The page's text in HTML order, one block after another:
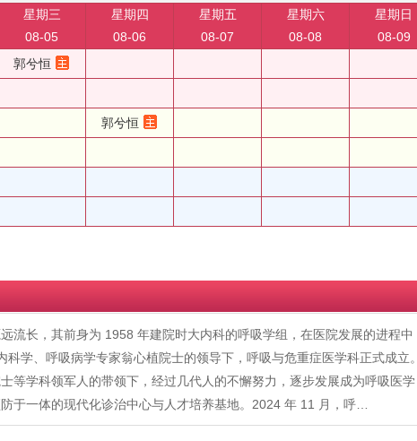
星期三
08-05
星期四
08-06
星期五
08-07
星期六
08-08
星期日
08-09
郭兮恒
郭兮恒
流长，其前身为 1958 年建院时大内科的呼吸学组，在医院发展的进程中
学、呼吸病学专家翁心植院士的领导下，呼吸与危重症医学科正式成立。
等学科领军人的带领下，经过几代人的不懈努力，逐步发展成为呼吸医学
于一体的现代化诊治中心与人才培养基地。2024 年 11 月，呼…